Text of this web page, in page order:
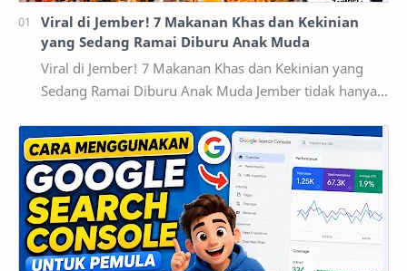
Viral di Jember! 7 Makanan Khas dan Kekinian
yang Sedang Ramai Diburu Anak Muda
Viral di Jember! 7 Makanan Khas dan Kekinian yang
Sedang Ramai Diburu Anak Muda Jember tidak hanya